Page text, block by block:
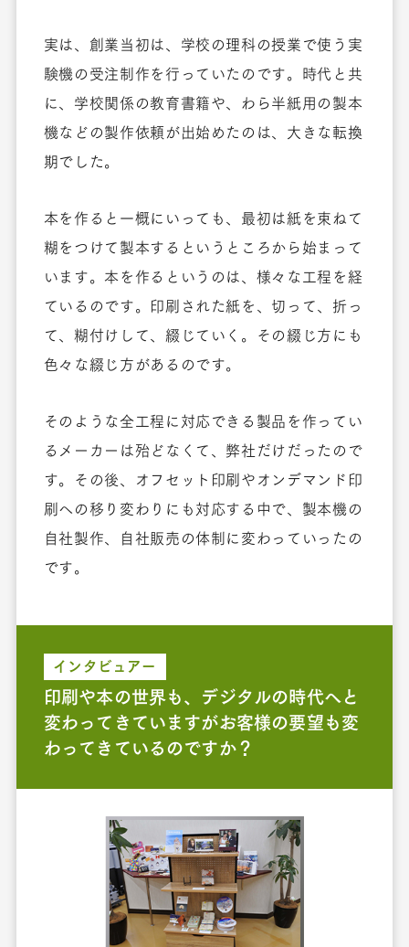
実は、創業当初は、学校の理科の授業で使う実
験機の受注制作を行っていたのです。時代と共
に、学校関係の教育書籍や、わら半紙用の製本
機などの製作依頼が出始めたのは、大きな転換
期でした。
本を作ると一概にいっても、最初は紙を束ねて
糊をつけて製本するというところから始まって
います。本を作るというのは、様々な工程を経
ているのです。印刷された紙を、切って、折っ
て、糊付けして、綴じていく。その綴じ方にも
色々な綴じ方があるのです。
そのような全工程に対応できる製品を作ってい
るメーカーは殆どなくて、弊社だけだったので
す。その後、オフセット印刷やオンデマンド印
刷への移り変わりにも対応する中で、製本機の
自社製作、自社販売の体制に変わっていったの
です。
インタビュアー
印刷や本の世界も、デジタルの時代へと
変わってきていますがお客様の要望も変
わってきているのですか？